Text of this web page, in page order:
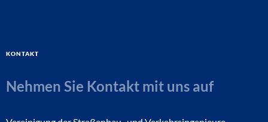
Kontakt
Nehmen Sie Kontakt mit uns auf